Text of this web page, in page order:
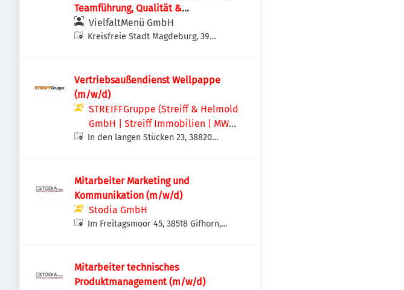
Teamführung, Qualität &
Kundenservice
VielfaltMenü GmbH
Kreisfreie Stadt Magdeburg, 39
Vertriebsaußendienst Wellpappe
(m/w/d)
STREIFFGruppe (Streiff & Helmold
GmbH | Streiff Immobilien | MWS -
Mechanische Werkstatt Streiff
In den langen Stücken 23, 38820
Mitarbeiter Marketing und
Kommunikation (m/w/d)
Stodia GmbH
Im Freitagsmoor 45, 38518 Gifhorn,
Mitarbeiter technisches
Produktmanagement (m/w/d)